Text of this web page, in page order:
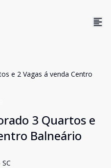
e 2 Vagas á venda Centro
3 Quartos e
Balneário